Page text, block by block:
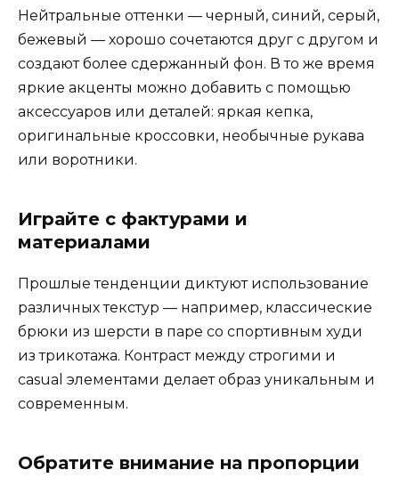
Нейтральные оттенки — черный, синий, серый,
бежевый — хорошо сочетаются друг с другом и
создают более сдержанный фон. В то же время
яркие акценты можно добавить с помощью
аксессуаров или деталей: яркая кепка,
оригинальные кроссовки, необычные рукава
или воротники.
Играйте с фактурами и
материалами
Прошлые тенденции диктуют использование
различных текстур — например, классические
брюки из шерсти в паре со спортивным худи
из трикотажа. Контраст между строгими и
casual элементами делает образ уникальным и
современным.
Обратите внимание на пропорции